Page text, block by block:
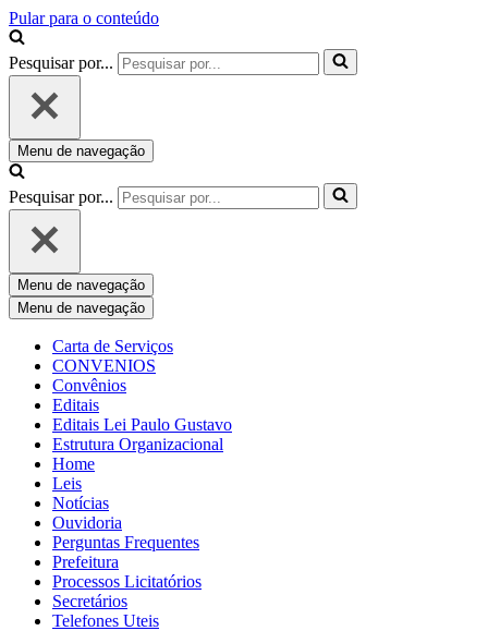
Pular para o conteúdo
Pesquisar por...
Menu de navegação
Pesquisar por...
Menu de navegação
Menu de navegação
Carta de Serviços
CONVENIOS
Convênios
Editais
Editais Lei Paulo Gustavo
Estrutura Organizacional
Home
Leis
Notícias
Ouvidoria
Perguntas Frequentes
Prefeitura
Processos Licitatórios
Secretários
Telefones Uteis